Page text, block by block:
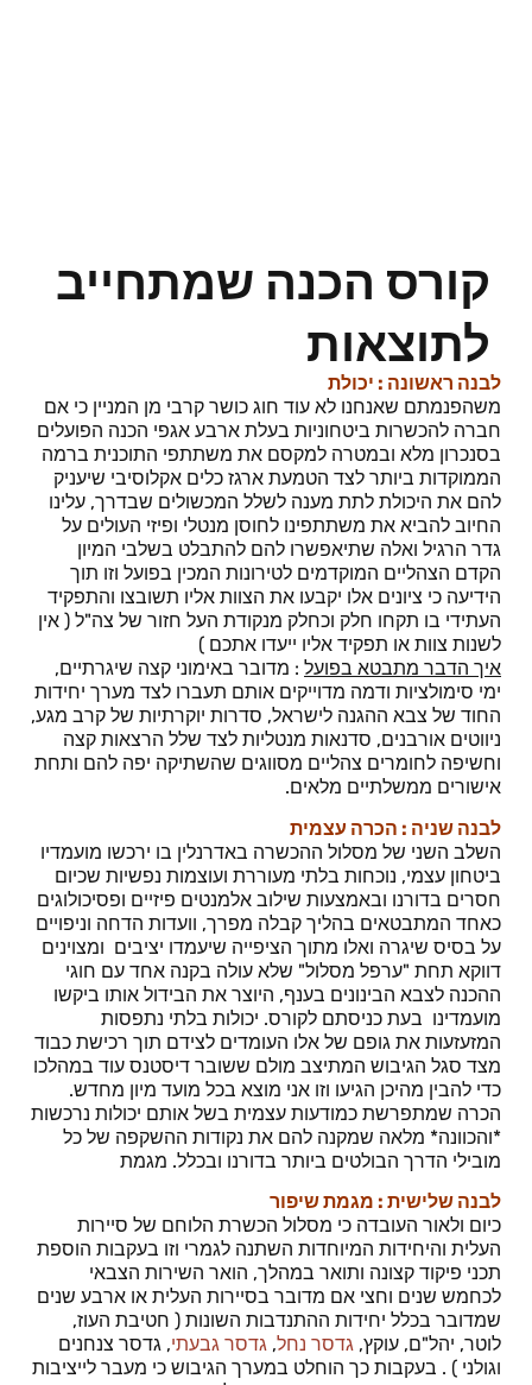
קורס הכנה שמתחייב
לתוצאות
לבנה ראשונה : יכולת
משהפנמתם שאנחנו לא עוד חוג כושר קרבי מן המניין כי אם
חברה להכשרות ביטחוניות בעלת ארבע אגפי הכנה הפועלים
בסנכרון מלא ובמטרה למקסם את משתתפי התוכנית ברמה
הממוקדות ביותר לצד הטמעת ארגז כלים אקלוסיבי שיעניק
להם את היכולת לתת מענה לשלל המכשולים שבדרך, עלינו
החיוב להביא את משתתפינו לחוסן מנטלי ופיזי העולים על
גדר הרגיל ואלה שתיאפשרו להם להתבלט בשלבי המיון
הקדם הצהליים המוקדמים לטירונות המכין בפועל וזו תוך
הידיעה כי ציונים אלו יקבעו את הצוות אליו תשובצו והתפקיד
העתידי בו תקחו חלק וכחלק מנקודת העל חזור של צה"ל ( אין
לשנות צוות או תפקיד אליו ייעדו אתכם )
איך הדבר מתבטא בפועל : מדובר באימוני קצה שיגרתיים,
ימי סימולציות ודמה מדוייקים אותם תעברו לצד מערך יחידות
החוד של צבא ההגנה לישראל, סדרות יוקרתיות של קרב מגע,
ניווטים אורבנים, סדנאות מנטליות לצד שלל הרצאות קצה
וחשיפה לחומרים צהליים מסווגים שהשתיקה יפה להם ותחת
אישורים ממשלתיים מלאים.
לבנה שניה : הכרה עצמית
השלב השני של מסלול ההכשרה באדרנלין בו ירכשו מועמדיו
ביטחון עצמי, נוכחות בלתי מעוררת ועוצמות נפשיות שכיום
חסרים בדורנו ובאמצעות שילוב אלמנטים פיזיים ופסיכולוגים
כאחד המתבטאים בהליך קבלה מפרך, וועדות הדחה וניפויים
על בסיס שיגרה ואלו מתוך הציפייה שיעמדו יציבים ומצוינים
דווקא תחת "ערפל מסלול" שלא עולה בקנה אחד עם חוגי
ההכנה לצבא הבינונים בענף, היוצר את הבידול אותו ביקשו
מועמדינו בעת כניסתם לקורס. יכולות בלתי נתפסות
המזעזעות את גופם של אלו העומדים לצידם תוך רכישת כבוד
מצד סגל הגיבוש המתיצב מולם ששובר דיסטנס עוד במהלכו
כדי להבין מהיכן הגיעו וזו אני מוצא בכל מועד מיון מחדש.
הכרה שמתפרשת כמודעות עצמית בשל אותם יכולות נרכשות
*והכוונה* מלאה שמקנה להם את נקודות ההשקפה של כל
מובילי הדרך הבולטים ביותר בדורנו ובכלל. מגמת
לבנה שלישית : מגמת שיפור
כיום ולאור העובדה כי מסלול הכשרת הלוחם של סיירות
העלית והיחידות המיוחדות השתנה לגמרי וזו בעקבות הוספת
תכני פיקוד קצונה ותואר במהלך, הואר השירות הצבאי
לכחמש שנים וחצי אם מדובר בסיירות העלית או ארבע שנים
שמדובר בכלל יחידות ההתנדבות השונות ( חטיבת העוז,
לוטר, יהל"ם, עוקץ, גדסר נחל, גדסר גבעתי, גדסר צנחנים
וגולני ) . בעקבות כך הוחלט במערך הגיבוש כי מעבר לייציבות